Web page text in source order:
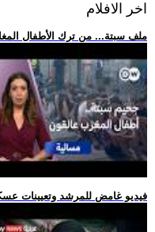
اخر الافلام
.. ملف سبتة... من ترك الأطفال
.. فيديو غامض للمرشد وتعيينات